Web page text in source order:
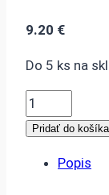
9.20 €
Do 5 ks na
množstvo
NARÁŽAČ
LOCK
Pridať do košíka
Popis